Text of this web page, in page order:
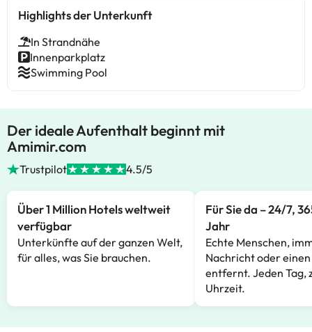
Highlights der Unterkunft
In Strandnähe
Innenparkplatz
Swimming Pool
Der ideale Aufenthalt beginnt mit
Amimir.com
Trustpilot 4.5/5
Über 1 Million Hotels weltweit
verfügbar
Unterkünfte auf der ganzen Welt,
für alles, was Sie brauchen.
Für Sie da – 24/7,
Jahr
Echte Menschen,
Nachricht oder
entfernt. Jeden Tag,
Uhrzeit.